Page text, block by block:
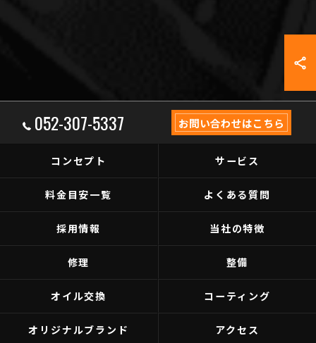
052-307-5337 お問い合わせはこちら
コンセプト サービス
料金目安一覧 よくある質問
採用情報 当社の特徴
修理 整備
オイル交換 コーティング
オリジナルブランド アクセス